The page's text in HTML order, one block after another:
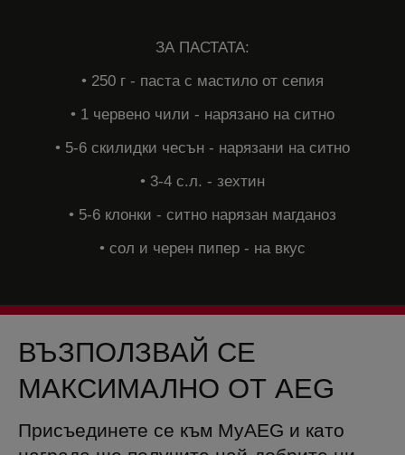
ЗА ПАСТАТА:
• 250 г - паста с мастило от сепия
• 1 червено чили - нарязано на ситно
• 5-6 скилидки чесън - нарязани на ситно
• 3-4 с.л. - зехтин
• 5-6 клонки - ситно нарязан магданоз
• сол и черен пипер - на вкус
ВЪЗПОЛЗВАЙ СЕ
МАКСИМАЛНО ОТ AEG
Присъединете се към MyAEG и като